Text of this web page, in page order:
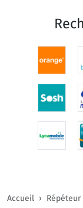
Accueil Répéteur